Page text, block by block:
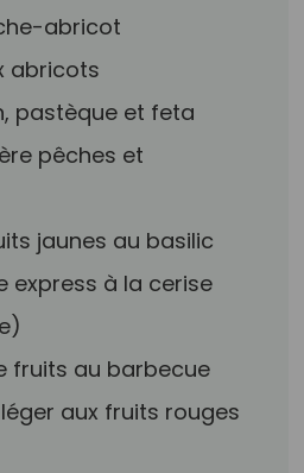
abricot
abricots
pastèque et feta
pêches et
jaunes au basilic
express à la cerise
fruits au barbecue
léger aux fruits rouges